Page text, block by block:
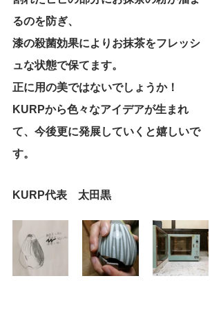
るのを防ぎ、
漆の殺菌効果によりお抹茶をフレッシ
ュな状態で保てます。
正に用の美ではないでしょうか！
KURPから色々なアイデアが生まれ
て、今後更に発展していくと嬉しいで
す。
KURP代表　太田黒